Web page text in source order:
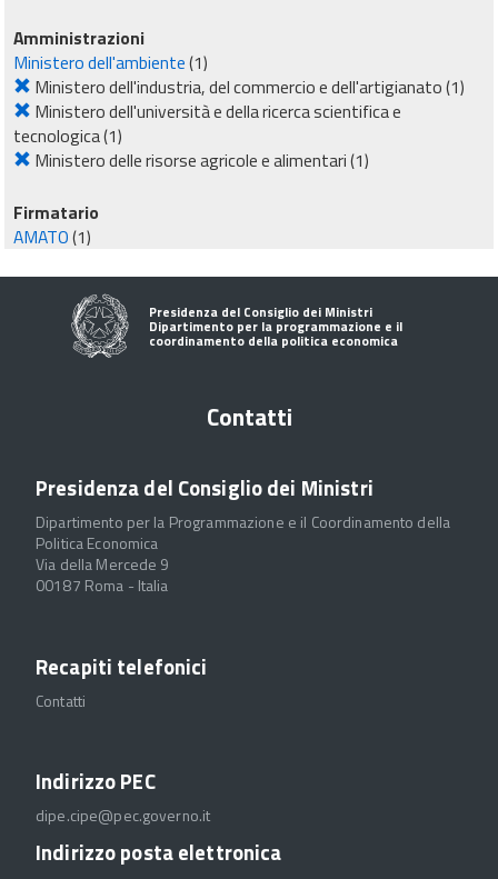
Amministrazioni
Ministero dell'ambiente(1)
Ministero dell'industria, del commercio e dell'artigianato(1)
Ministero dell'università e della ricerca scientifica e
tecnologica(1)
Ministero delle risorse agricole e alimentari(1)
Firmatario
AMATO(1)
Presidenza del Consiglio dei Ministri
Dipartimento per la programmazione e il
coordinamento della politica economica
Contatti
Presidenza del Consiglio dei Ministri
Dipartimento per la Programmazione e il Coordinamento della
Politica Economica
Via della Mercede 9
00187 Roma - Italia
Recapiti telefonici
Contatti
Indirizzo PEC
dipe.cipe@pec.governo.it
Indirizzo posta elettronica